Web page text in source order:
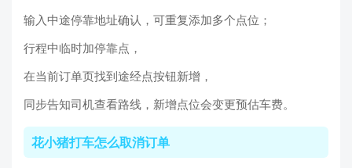
输入中途停靠地址确认，可重复添加多个点位；
行程中临时加停靠点，
在当前订单页找到途经点按钮新增，
同步告知司机查看路线，新增点位会变更预估车费。
花小猪打车怎么取消订单